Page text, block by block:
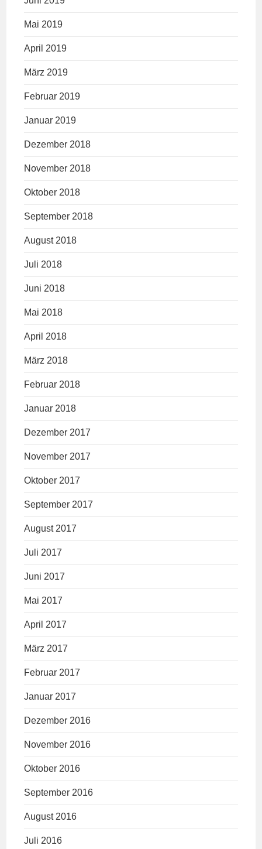
Mai 2019
April 2019
März 2019
Februar 2019
Januar 2019
Dezember 2018
November 2018
Oktober 2018
September 2018
August 2018
Juli 2018
Juni 2018
Mai 2018
April 2018
März 2018
Februar 2018
Januar 2018
Dezember 2017
November 2017
Oktober 2017
September 2017
August 2017
Juli 2017
Juni 2017
Mai 2017
April 2017
März 2017
Februar 2017
Januar 2017
Dezember 2016
November 2016
Oktober 2016
September 2016
August 2016
Juli 2016